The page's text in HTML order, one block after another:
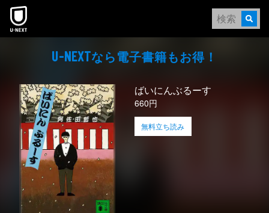
本文へスキップ
U-NEXTなら電⼦書籍もお得！
ばいにんぶるーす
660円
無料立ち読み